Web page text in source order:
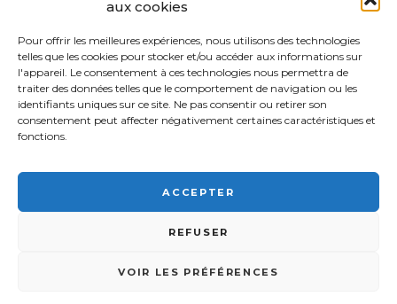
aux cookies
Pour offrir les meilleures expériences, nous utilisons des technologies
telles que les cookies pour stocker et/ou accéder aux informations sur
l'appareil. Le consentement à ces technologies nous permettra de
traiter des données telles que le comportement de navigation ou les
identifiants uniques sur ce site. Ne pas consentir ou retirer son
consentement peut affecter négativement certaines caractéristiques et
fonctions.
ACCEPTER
REFUSER
VOIR LES PRÉFÉRENCES
03 89 57 81 90 CONTACT
PALONNIER À
VENTOUSES
POUR POUTRE
(MÉTAL)
PALONNIER À
VENTOUSES
POUR PLAQUES
ET PANNEAUX
BOIS
FSI France© 2026 - Tous droits réservés -
FSI France est un distributeur d'équipements de levage et de